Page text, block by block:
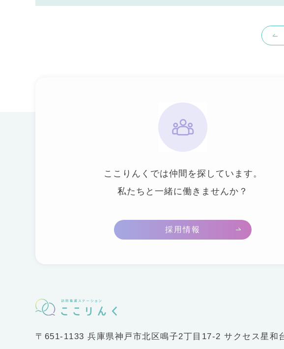
ここりんくでは仲間を探しています。
私たちと一緒に働きませんか？
採用情報
〒651-1133 兵庫県神戸市北区鳴子2丁目17-2 サクセス星和